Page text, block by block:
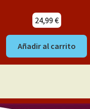
24,99 €
Añadir al carrito